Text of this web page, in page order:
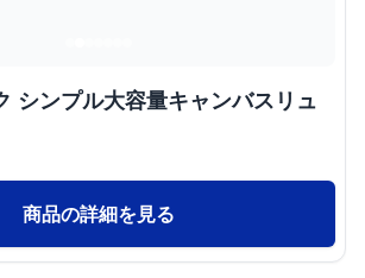
シンプル大容量キャンバスリュ
商品の詳細を見る